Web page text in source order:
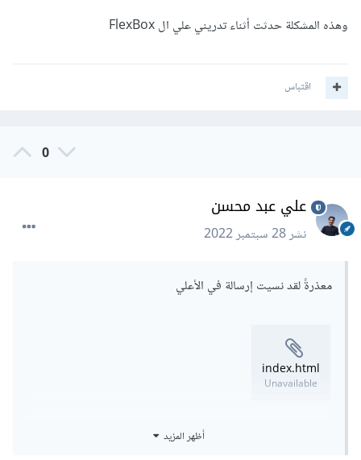
وهذه المشكلة حدثت أثناء تدريني علي ال FlexBox
اقتباس
0
علي عبد محسن
نشر28 سبتمبر 2022
معذرةً لقد نسيت إرسالة في الأعلي
index.html
Unavailable
أظهر المزيد